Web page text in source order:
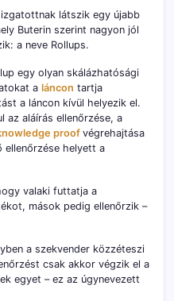
látszik egy újabb
Buterin szerint nagyon jól
a neve Rollups.
egy olyan skálázhatósági
a láncon tartja
a láncon kívül helyezik el.
az aláírás ellenőrzése, a
proofvégrehajtása
ellenőrzése helyett a
valaki futtatja a
mások pedig ellenőrzik –
a szekvender közzéteszi
csak akkor végzik el a
egyet – ez az úgynevezett